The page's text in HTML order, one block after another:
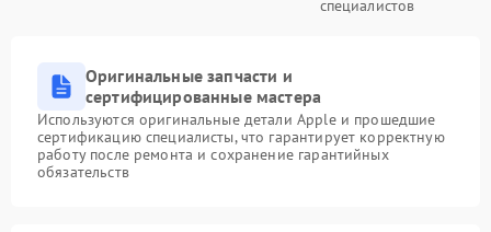
специалистов
Оригинальные запчасти и
сертифицированные мастера
Используются оригинальные детали Apple и прошедшие
сертификацию специалисты, что гарантирует корректную
работу после ремонта и сохранение гарантийных
обязательств